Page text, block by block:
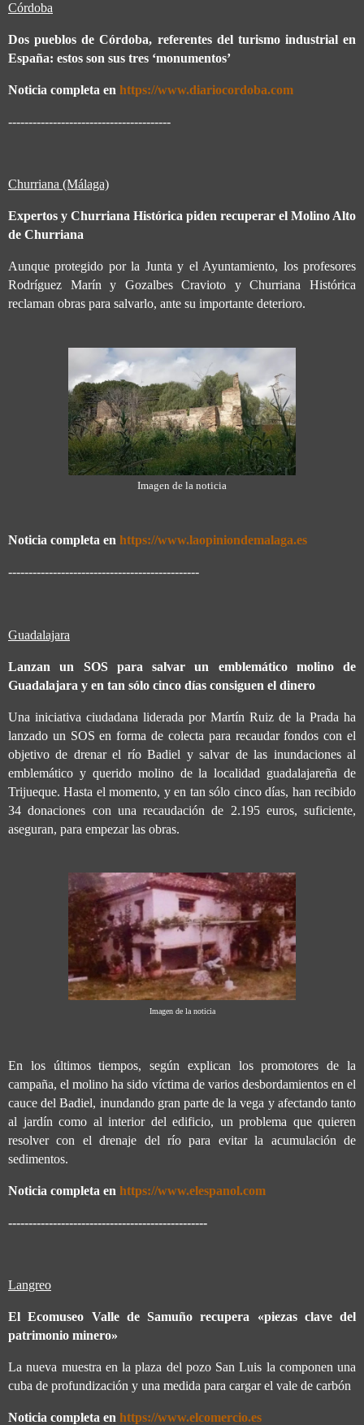
Córdoba
Dos pueblos de Córdoba, referentes del turismo industrial en
España: estos son sus tres ‘monumentos’
Noticia completa en https://www.diariocordoba.com
----------------------------------------
Churriana (Málaga)
Expertos y Churriana Histórica piden recuperar el Molino Alto
de Churriana
Aunque protegido por la Junta y el Ayuntamiento, los profesores
Rodríguez Marín y Gozalbes Cravioto y Churriana Histórica
reclaman obras para salvarlo, ante su importante deterioro.
Imagen de la noticia
Noticia completa en https://www.laopiniondemalaga.es
-----------------------------------------------
Guadalajara
Lanzan un SOS para salvar un emblemático molino de
Guadalajara y en tan sólo cinco días consiguen el dinero
Una iniciativa ciudadana liderada por Martín Ruiz de la Prada ha
lanzado un SOS en forma de colecta para recaudar fondos con el
objetivo de drenar el río Badiel y salvar de las inundaciones al
emblemático y querido molino de la localidad guadalajareña de
Trijueque. Hasta el momento, y en tan sólo cinco días, han recibido
34 donaciones con una recaudación de 2.195 euros, suficiente,
aseguran, para empezar las obras.
Imagen de la noticia
En los últimos tiempos, según explican los promotores de la
campaña, el molino ha sido víctima de varios desbordamientos en el
cauce del Badiel, inundando gran parte de la vega y afectando tanto
al jardín como al interior del edificio, un problema que quieren
resolver con el drenaje del río para evitar la acumulación de
sedimentos.
Noticia completa en https://www.elespanol.com
-------------------------------------------------
Langreo
El Ecomuseo Valle de Samuño recupera «piezas clave del
patrimonio minero»
La nueva muestra en la plaza del pozo San Luis la componen una
cuba de profundización y una medida para cargar el vale de carbón
Noticia completa en https://www.elcomercio.es